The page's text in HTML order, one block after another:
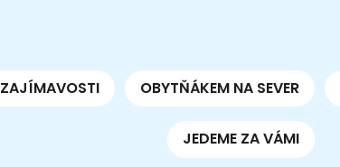
ZAJÍMAVOSTI OBYTŇÁKEM NA SEVER
JEDEME ZA VÁMI